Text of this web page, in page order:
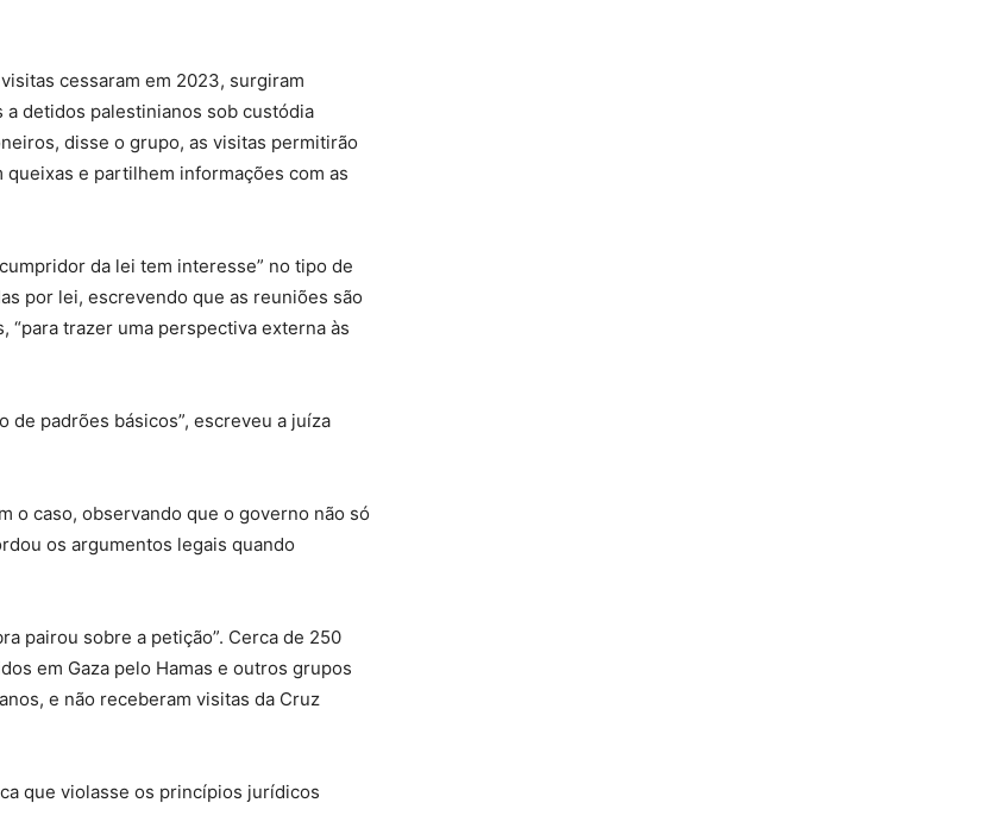
cessaram em 2023, surgiram
a detidos palestinianos sob custódia
disse o grupo, as visitas permitirão
e partilhem informações com as
da lei tem interesse” no tipo de
por lei, escrevendo que as reuniões são
“para trazer uma perspectiva externa às
de padrões básicos”, escreveu a juíza
o caso, observando que o governo não só
os argumentos legais quando
pairou sobre a petição”. Cerca de 250
em Gaza pelo Hamas e outros grupos
e não receberam visitas da Cruz
que violasse os princípios jurídicos